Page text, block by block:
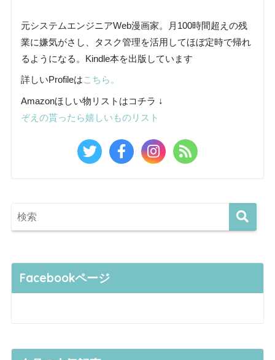
元システムエンジニアWeb漫画家。月100時間超えの残
業に嫌気がさし、タスク管理を活用してほぼ定時で帰れ
るようになる。Kindle本を出版しています
詳しいProfileはこちら。
Amazonほしい物リストはコチラ ↓
ぞえの貰ったら嬉しいものリスト
Facebookページ